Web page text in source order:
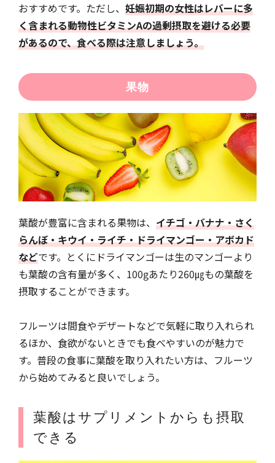
おすすめです。ただし、 妊娠初期の女性はレバーに多
く含まれる動物性ビタミンAの過剰摂取を避ける必要
があるので、食べる際は注意しましょう。
果物
葉酸が豊富に含まれる果物は、 イチゴ・バナナ・さく
らんぼ・キウイ・ライチ・ドライマンゴー・アボカド
などです。とくにドライマンゴーは生のマンゴーより
も葉酸の含有量が多く、100gあたり260㎍もの葉酸を
摂取することができます。
フルーツは間食やデザートなどで気軽に取り入れられ
るほか、食欲がないときでも食べやすいのが魅力で
す。普段の食事に葉酸を取り入れたい方は、フルーツ
から始めてみると良いでしょう。
葉酸はサプリメントからも摂取
できる